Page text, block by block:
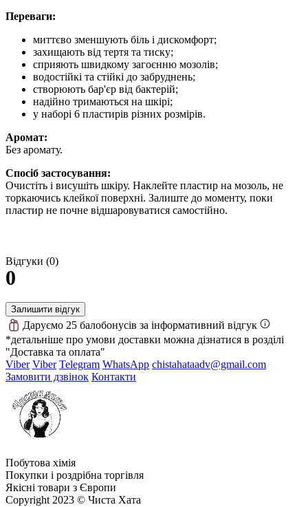
Переваги:
миттєво зменшують біль і дискомфорт;
захищають від тертя та тиску;
сприяють швидкому загоєнню мозолів;
водостійкі та стійкі до забруднень;
створюють бар'єр від бактерій;
надійно тримаються на шкірі;
у наборі 6 пластирів різних розмірів.
Аромат:
Без аромату.
Спосіб застосування:
Очистіть і висушіть шкіру. Наклейте пластир на мозоль, не
торкаючись клейкої поверхні. Залиште до моменту, поки
пластир не почне відшаровуватися самостійно.
Відгуки (0)
0
Залишити відгук
Даруємо 25 балобонусів за інформативний відгук
*детальніше про умови доставки можна дізнатися в розділі
"Доставка та оплата"
Viber Viber Telegram WhatsApp chistahataadv@gmail.com
Замовити дзвінок Контакти
Побутова хімія
Покупки і роздрібна торгівля
Якісні товари з Європи
Copyright 2023 © Чиста Хата